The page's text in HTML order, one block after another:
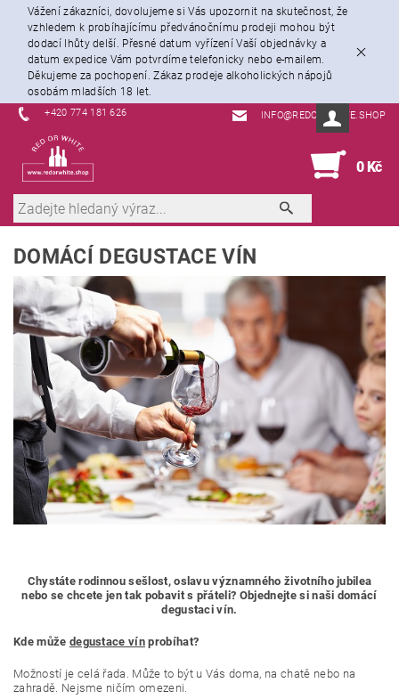
Vážení zákazníci, dovolujeme si Vás upozornit na skutečnost, že
vzhledem k probíhajícímu předvánočnímu prodeji mohou být
dodací lhůty delší. Přesné datum vyřízení Vaší objednávky a
datum expedice Vám potvrdíme telefonicky nebo e-mailem.
Děkujeme za pochopení. Zákaz prodeje alkoholických nápojů
osobám mladších 18 let.
+420 774 181 626 INFO@REDORWHITE.SHOP
0 Kč
DOMÁCÍ DEGUSTACE VÍN
Chystáte rodinnou sešlost, oslavu významného životního jubilea
nebo se chcete jen tak pobavit s přáteli? Objednejte si naši domácí
degustaci vín.
Kde může degustace vín probíhat?
Možností je celá řada. Může to být u Vás doma, na chatě nebo na
zahradě. Nejsme ničím omezeni.